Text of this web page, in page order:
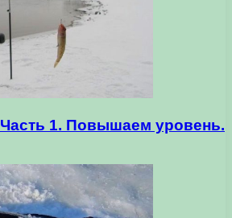
1. Повышаем уровень.